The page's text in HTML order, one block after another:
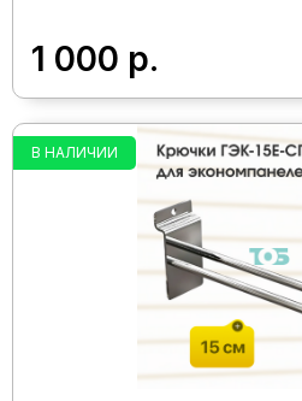
1 000 р.
В НАЛИЧИИ